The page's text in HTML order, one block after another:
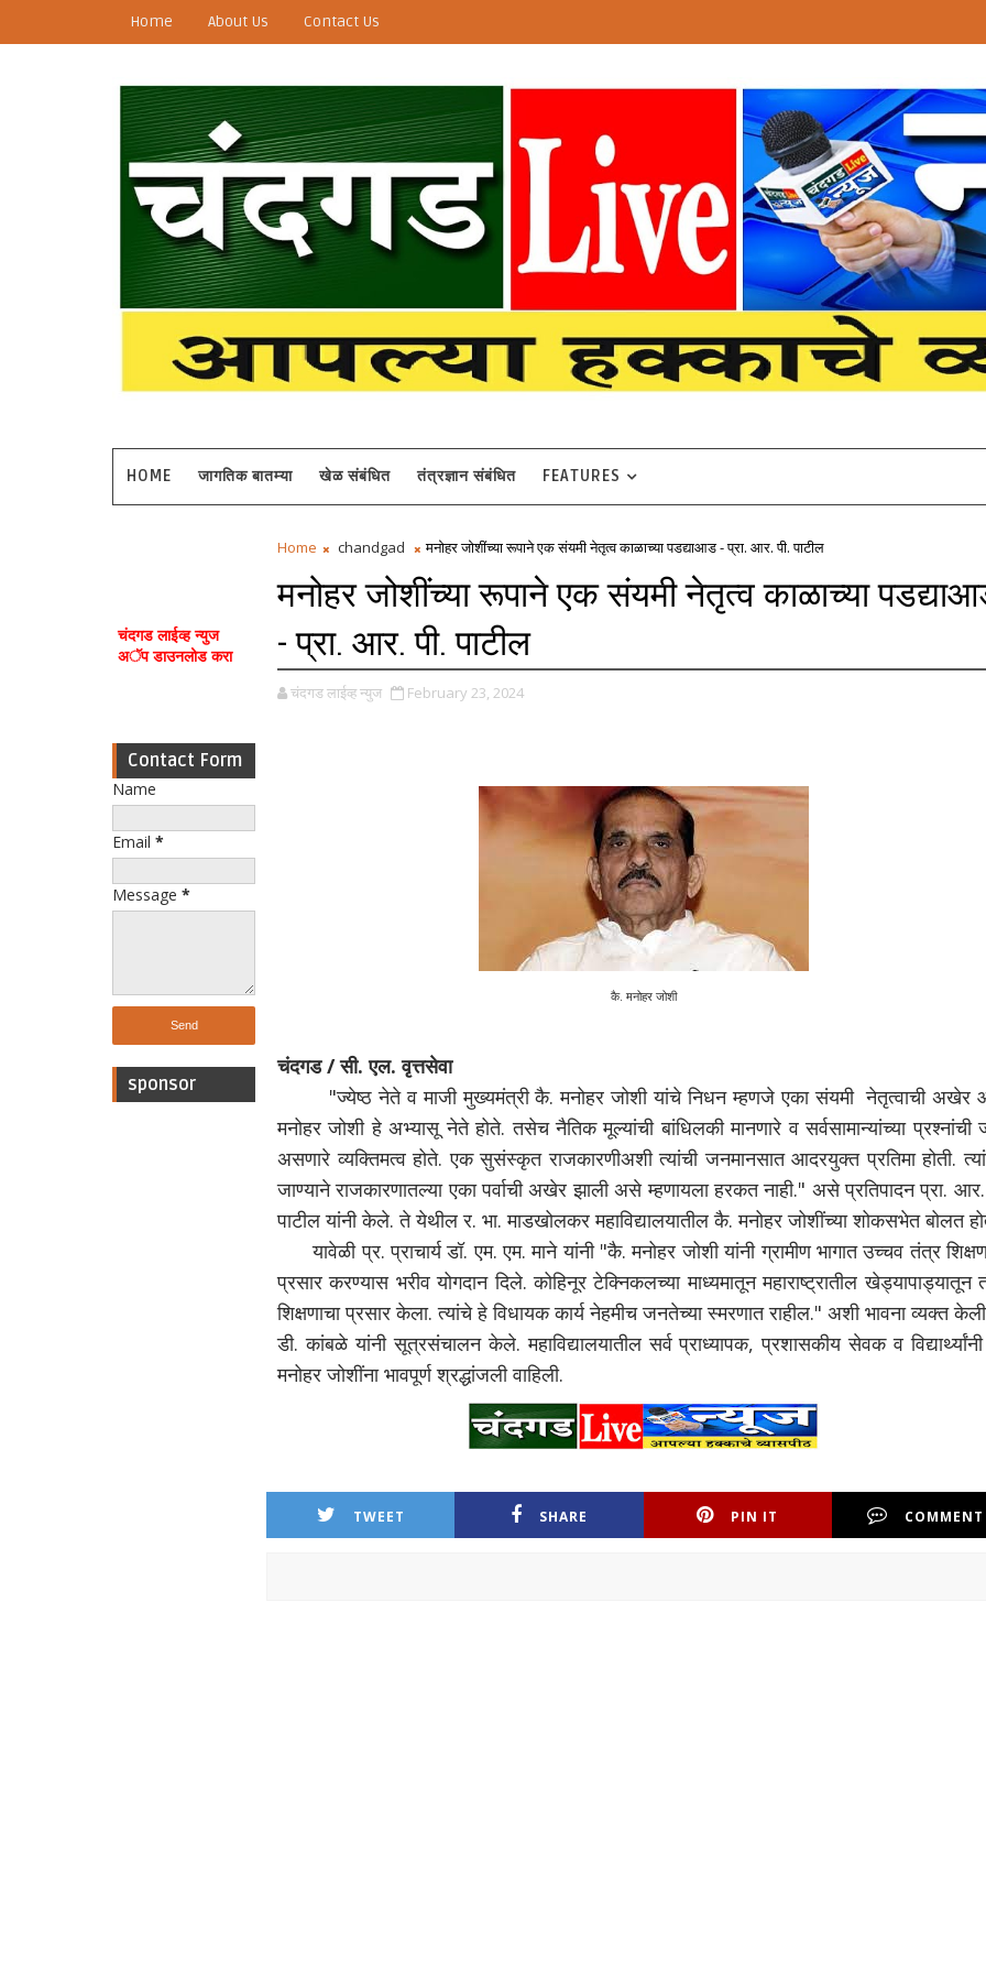
Home About Us Contact Us
HOME जागतिक बातम्या खेळ संबंधित तंत्रज्ञान संबंधित FEATURES
चंदगड लाईव्ह न्युज
अॅप डाउनलोड करा
Contact Form
Name
Email *
Message *
sponsor
Home chandgad मनोहर जोशींच्या रूपाने एक संयमी नेतृत्व काळाच्या पडद्याआड - प्रा. आर. पी. पाटील
मनोहर जोशींच्या रूपाने एक संयमी नेतृत्व काळाच्या
- प्रा. आर. पी. पाटील
चंदगड लाईव्ह न्युज February 23, 2024
कै. मनोहर जोशी
चंदगड / सी. एल. वृत्तसेवा
"ज्येष्ठ नेते व माजी मुख्यमंत्री कै. मनोहर जोशी यांचे निधन म्हणजे एका संयमी नेतृत्वाची अखेर
मनोहर जोशी हे अभ्यासू नेते होते. तसेच नैतिक मूल्यांची बांधिलकी मानणारे व सर्वसामान्यांच्या प्रश्नांची
असणारे व्यक्तिमत्व होते. एक सुसंस्कृत राजकारणीअशी त्यांची जनमानसात आदरयुक्त प्रतिमा होती.
जाण्याने राजकारणातल्या एका पर्वाची अखेर झाली असे म्हणायला हरकत नाही." असे प्रतिपादन प्रा. आर.
पाटील यांनी केले. ते येथील र. भा. माडखोलकर महाविद्यालयातील कै. मनोहर जोशींच्या शोकसभेत बोलत
यावेळी प्र. प्राचार्य डॉ. एम. एम. माने यांनी "कै. मनोहर जोशी यांनी ग्रामीण भागात उच्चव तंत्र
प्रसार करण्यास भरीव योगदान दिले. कोहिनूर टेक्निकलच्या माध्यमातून महाराष्ट्रातील खेड्यापाड्यातून
शिक्षणाचा प्रसार केला. त्यांचे हे विधायक कार्य नेहमीच जनतेच्या स्मरणात राहील." अशी भावना व्यक्त
डी. कांबळे यांनी सूत्रसंचालन केले. महाविद्यालयातील सर्व प्राध्यापक, प्रशासकीय सेवक व
मनोहर जोशींना भावपूर्ण श्रद्धांजली वाहिली.
TWEET SHARE PIN IT COMMENT